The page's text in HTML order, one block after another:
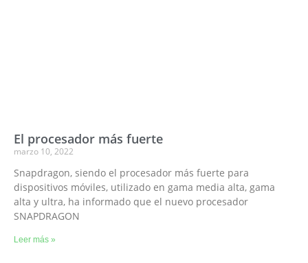
El procesador más fuerte
marzo 10, 2022
Snapdragon, siendo el procesador más fuerte para
dispositivos móviles, utilizado en gama media alta, gama
alta y ultra, ha informado que el nuevo procesador
SNAPDRAGON
Leer más »